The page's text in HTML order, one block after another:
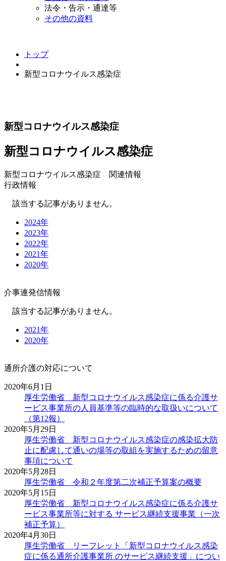
法令・告示・通達等
その他の資料
トップ
新型コロナウイルス感染症
新型コロナウイルス感染症
新型コロナウイルス感染症
新型コロナウイルス感染症 関連情報
行政情報
該当する記事がありません。
2024年
2023年
2022年
2021年
2020年
介事連発信情報
該当する記事がありません。
2021年
2020年
通所介護の対応について
2020年6月1日
厚生労働省 新型コロナウイルス感染症に係る介護サ
ービス事業所の人員基準等の臨時的な取扱いについて
（第12報）
2020年5月29日
厚生労働省 新型コロナウイルス感染症の感染拡大防
止に配慮して通いの場等の取組を実施するための留意
事項について
2020年5月28日
厚生労働省 令和２年度第二次補正予算案の概要
2020年5月15日
厚生労働省 新型コロナウイルス感染症に係る介護サ
ービス事業所等に対する サービス継続支援事業（一次
補正予算）
2020年4月30日
厚生労働省 リーフレット「新型コロナウイルス感染
症に係る通所介護事業所 のサービス継続支援」につい